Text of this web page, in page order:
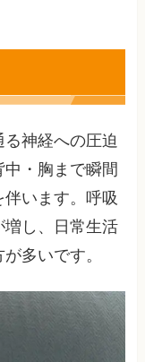
神経への圧迫
・胸まで瞬間
います。呼吸
し、日常生活
多いです。